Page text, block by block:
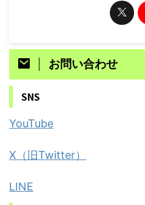
お問い合わせ
SNS
YouTube
X（旧Twitter）
LINE